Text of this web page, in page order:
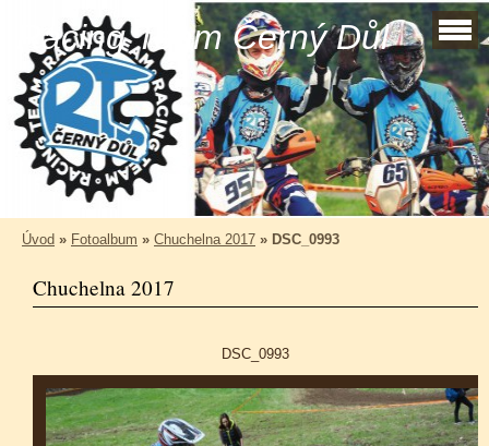
Racing Team Černý Důl
Úvod » Fotoalbum » Chuchelna 2017 » DSC_0993
Chuchelna 2017
DSC_0993